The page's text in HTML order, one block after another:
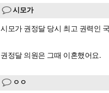
시모가
시모가 권정달 당시 최고 권력인
권정달 의원은 그때 이혼했어요.
ㅇㅇ